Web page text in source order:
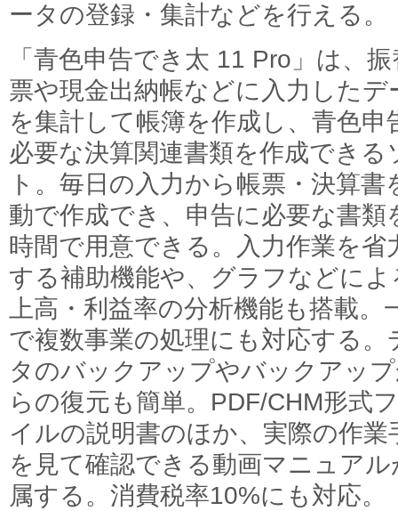
ータの登録・集計などを行える。
「青色申告でき太 11 Pro」は、
票や現金出納帳などに入力したデ
を集計して帳簿を作成し、青色申
必要な決算関連書類を作成できる
ト。毎日の入力から帳票・決算書
動で作成でき、申告に必要な書類
時間で用意できる。入力作業を省
する補助機能や、グラフなどによ
上高・利益率の分析機能も搭載。
で複数事業の処理にも対応する。
タのバックアップやバックアッ
らの復元も簡単。PDF/CHM形式
イルの説明書のほか、実際の作業
を見て確認できる動画マニュアル
属する。消費税率10%にも対応。